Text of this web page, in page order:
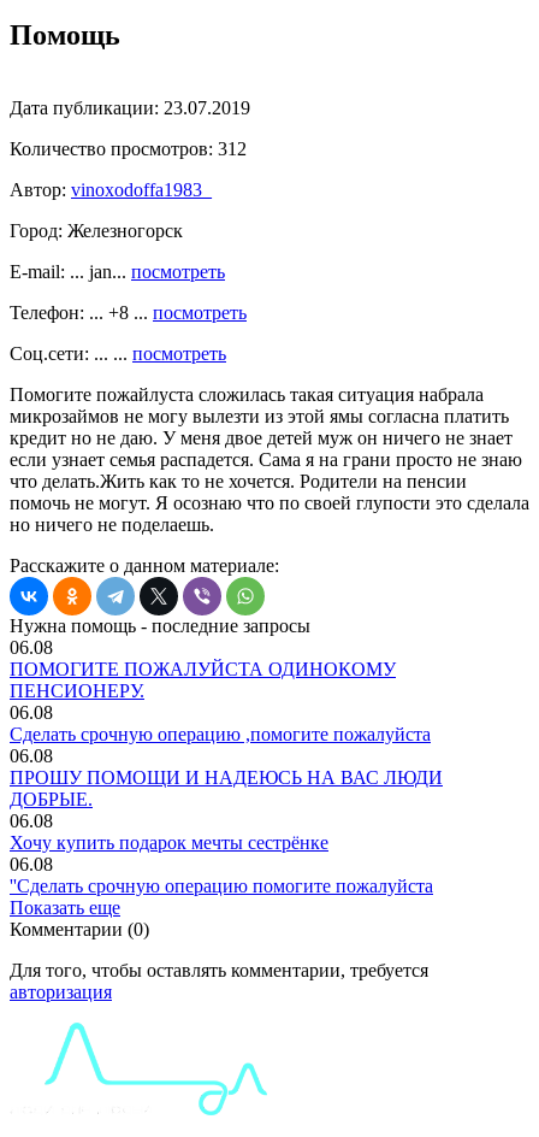
Помощь
Дата публикации: 23.07.2019
Количество просмотров: 312
Автор: vinoxodoffa1983_
Город: Железногорск
E-mail: ... jan... посмотреть
Телефон: ... +8 ... посмотреть
Соц.сети: ... ... посмотреть
Помогите пожайлуста сложилась такая ситуация набрала
микрозаймов не могу вылезти из этой ямы согласна платить
кредит но не даю. У меня двое детей муж он ничего не знает
если узнает семья распадется. Сама я на грани просто не знаю
что делать.Жить как то не хочется. Родители на пенсии
помочь не могут. Я осознаю что по своей глупости это сделала
но ничего не поделаешь.
Расскажите о данном материале:
Нужна помощь - последние запросы
06.08
ПОМОГИТЕ ПОЖАЛУЙСТА ОДИНОКОМУ
ПЕНСИОНЕРУ.
06.08
Сделать срочную операцию ,помогите пожалуйста
06.08
ПРОШУ ПОМОЩИ И НАДЕЮСЬ НА ВАС ЛЮДИ
ДОБРЫЕ.
06.08
Хочу купить подарок мечты сестрёнке
06.08
''Сделать срочную операцию помогите пожалуйста
Показать еще
Комментарии (0)
Для того, чтобы оставлять комментарии, требуется
авторизация